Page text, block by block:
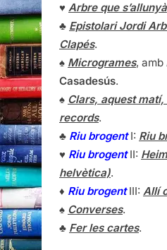
♥ Arbre que s’allunyà
♣ Epistolari Jordi
Clapés.
♠ Microgrames, amb
Casadesús.
♠ Clars, aquest
records.
♣ Riu brogentI: Riu
♥ Riu brogentII:
helvètica).
♦ Riu brogentIII: Allí
♠ Converses.
♣ Fer les cartes.